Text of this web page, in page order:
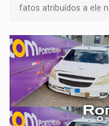
fatos atribuídos a ele